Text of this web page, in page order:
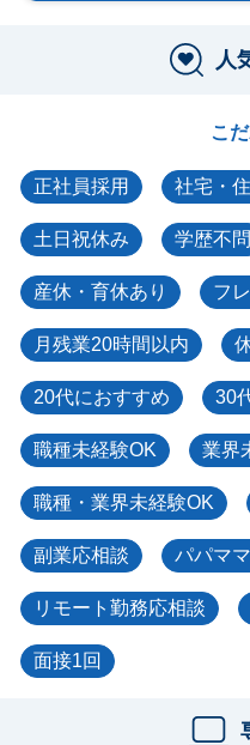
人
こ
正社員採用 社宅・
土日祝休み 学歴不問
産休・育休あり フ
月残業20時間以内
20代におすすめ 30
職種未経験OK 業界
職種・業界未経験OK
副業応相談 パパマ
リモート勤務応相談
面接1回